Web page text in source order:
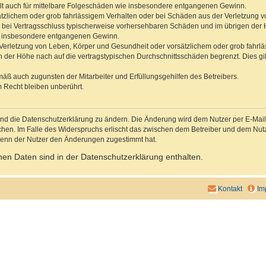
auch für mittelbare Folgeschäden wie insbesondere entgangenen Gewinn.
oder grob fahrlässigem Verhalten oder bei Schäden aus der Verletzung
Vertragsschluss typischerweise vorhersehbaren Schäden und im übrigen
entgangenen Gewinn.
von Leben, Körper und Gesundheit oder vorsätzlichem oder grob
Höhe nach auf die vertragstypischen Durchschnittsschäden begrenzt. Dies
auch zugunsten der Mitarbeiter und Erfüllungsgehilfen des Betreibers.
Recht bleiben unberührt.
die Datenschutzerklärung zu ändern. Die Änderung wird dem Nutzer per E-
Im Falle des Widerspruchs erlischt das zwischen dem Betreiber und dem
der Nutzer den Änderungen zugestimmt hat.
Daten sind in der Datenschutzerklärung enthalten.
Kontakt